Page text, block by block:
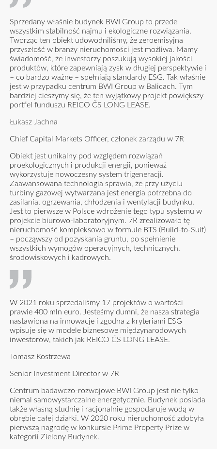
Sprzedany właśnie budynek BWI Group to przede
wszystkim stabilność najmu i ekologiczne rozwiązania.
Tworząc ten obiekt udowodniliśmy, że zeroemisyjna
przyszłość w branży nieruchomości jest możliwa. Mamy
świadomość, że inwestorzy poszukują wysokiej jakości
produktów, które zapewniają zysk w długiej perspektywie i
– co bardzo ważne – spełniają standardy ESG. Tak właśnie
jest w przypadku centrum BWI Group w Balicach. Tym
bardziej cieszymy się, że ten wyjątkowy projekt powiększy
portfel funduszu REICO ČS LONG LEASE.
Łukasz Jachna
Chief Capital Markets Officer, członek zarządu w 7R
Obiekt jest unikalny pod względem rozwiązań
proekologicznych i produkcji energii, ponieważ
wykorzystuje nowoczesny system trigeneracji.
Zaawansowana technologia sprawia, że przy użyciu
turbiny gazowej wytwarzana jest energia potrzebna do
zasilania, ogrzewania, chłodzenia i wentylacji budynku.
Jest to pierwsze w Polsce wdrożenie tego typu systemu w
projekcie biurowo-laboratoryjnym. 7R zrealizowało tę
nieruchomość kompleksowo w formule BTS (Build-to-Suit)
– począwszy od pozyskania gruntu, po spełnienie
wszystkich wymogów operacyjnych, technicznych,
środowiskowych i kadrowych.
W 2021 roku sprzedaliśmy 17 projektów o wartości
prawie 400 mln euro. Jesteśmy dumni, że nasza strategia
nastawiona na innowacje i zgodna z kryteriami ESG
wpisuje się w modele biznesowe międzynarodowych
inwestorów, takich jak REICO ČS LONG LEASE.
Tomasz Kostrzewa
Senior Investment Director w 7R
Centrum badawczo-rozwojowe BWI Group jest nie tylko
niemal samowystarczalne energetycznie. Budynek posiada
także własną studnię i racjonalnie gospodaruje wodą w
obrębie całej działki. W 2020 roku nieruchomość zdobyła
pierwszą nagrodę w konkursie Prime Property Prize w
kategorii Zielony Budynek.